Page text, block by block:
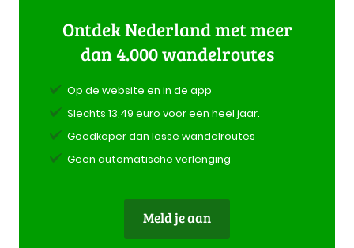
Ontdek Nederland met meer
dan 4.000 wandelroutes
Op de website en in de app
Slechts 13,49 euro voor een heel jaar.
Goedkoper dan losse wandelroutes
Geen automatische verlenging
Meld je aan